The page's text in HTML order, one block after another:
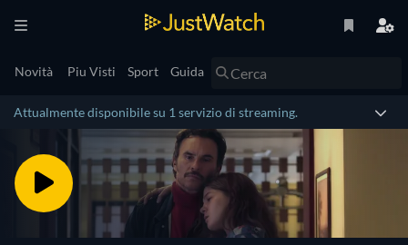
Novità Piu Visti Sport Guida
Attualmente disponibile su 1 servizio di streaming.